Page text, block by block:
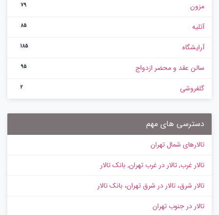
مزون 79
آتلیه 85
آرایشگاه 185
سالن عقد و محضر ازدواج 95
گلفروشی 2
دسترسی های مهم
تالارهای شمال تهران
تالار غرب, تالار در غرب تهران, بانک تالار
تالار شرق، تالار در شرق تهران، بانک تالار
تالار در جنوب تهران